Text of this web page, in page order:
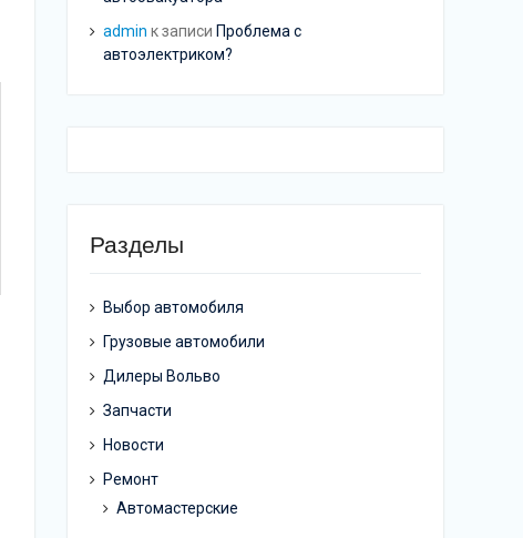
admin к записи Проблема с
автоэлектриком?
Разделы
Выбор автомобиля
Грузовые автомобили
Дилеры Вольво
Запчасти
Новости
Ремонт
Автомастерские